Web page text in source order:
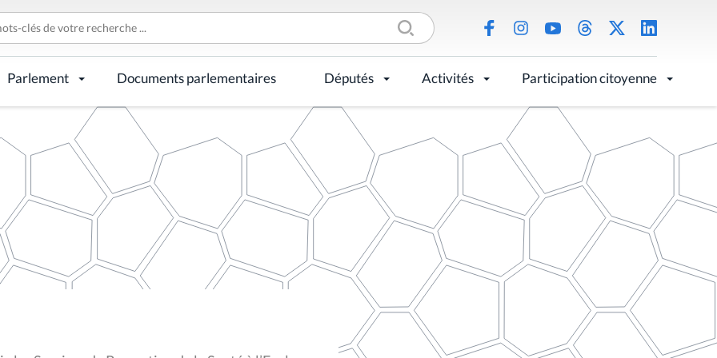
Parlement Documents parlementaires Députés Activités Participation citoyenne